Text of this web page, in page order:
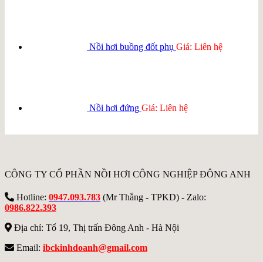
Nồi hơi buồng đốt phụ Giá: Liên hệ
Nồi hơi đứng Giá: Liên hệ
CÔNG TY CỔ PHẦN NỒI HƠI CÔNG NGHIỆP ĐÔNG ANH
Hotline: 0947.093.783 (Mr Thắng - TPKD) - Zalo:
0986.822.393
Địa chỉ: Tổ 19, Thị trấn Đông Anh - Hà Nội
Email: ibckinhdoanh@gmail.com